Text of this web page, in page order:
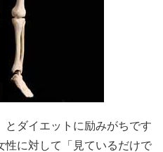
ダイエットに励みがちです
性に対して「見ているだけで